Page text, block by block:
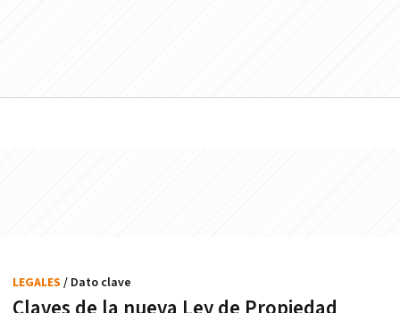
LEGALES / Dato clave